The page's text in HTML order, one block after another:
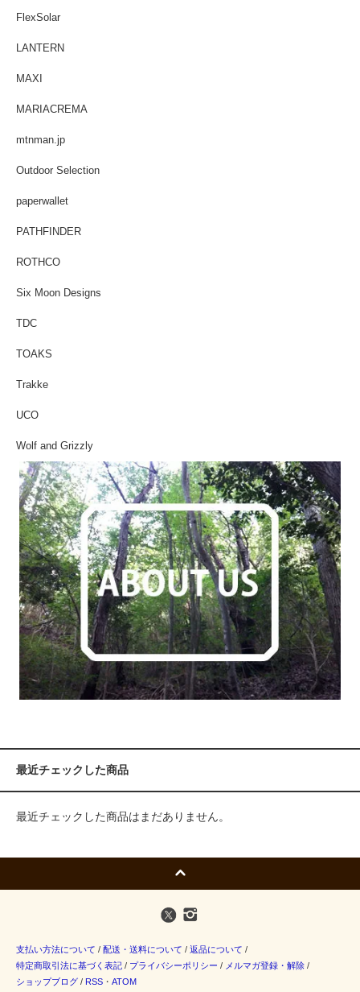
FlexSolar
LANTERN
MAXI
MARIACREMA
mtnman.jp
Outdoor Selection
paperwallet
PATHFINDER
ROTHCO
Six Moon Designs
TDC
TOAKS
Trakke
UCO
Wolf and Grizzly
最近チェックした商品
最近チェックした商品はまだありません。
支払い方法について / 配送・送料について / 返品について /
特定商取引法に基づく表記 / プライバシーポリシー / メルマガ登録・解除 /
ショップブログ / RSS ・ ATOM